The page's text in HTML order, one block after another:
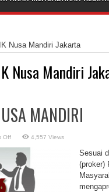
Nusa Mandiri Jakarta
Nusa Mandiri
MANDIRI
Offon
LPPM
NUSA
MANDIRI
4,557 Views
Sesuai
(proker)